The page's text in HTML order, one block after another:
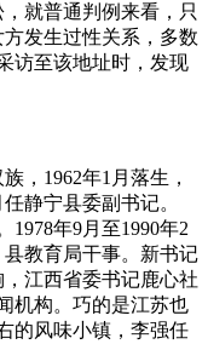
就普通判例来看，只
发生过性关系，多数
访至该地址时，发现
，1962年1月落生，
静宁县委副书记。
1978年9月至1990年2
教育局干事。新书记
江西省委书记鹿心社
机构。巧的是江苏也
的风味小镇，李强任